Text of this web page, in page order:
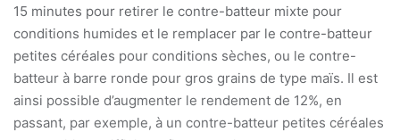
15 minutes pour retirer le contre-batteur mixte pour
conditions humides et le remplacer par le contre-batteur
petites céréales pour conditions sèches, ou le contre-
batteur à barre ronde pour gros grains de type maïs. Il est
ainsi possible d’augmenter le rendement de 12%, en
passant, par exemple, à un contre-batteur petites céréales